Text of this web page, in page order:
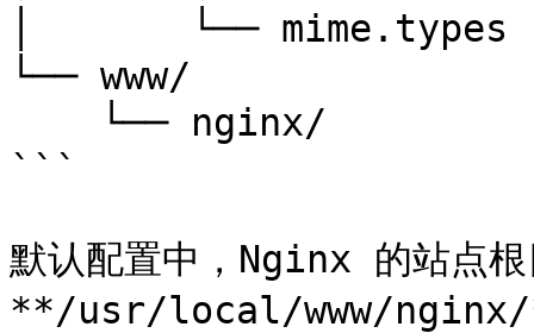
│       └── mime.types
└── www/
```
默认配置中，Nginx 的站点根
**/usr/local/www/nginx/**